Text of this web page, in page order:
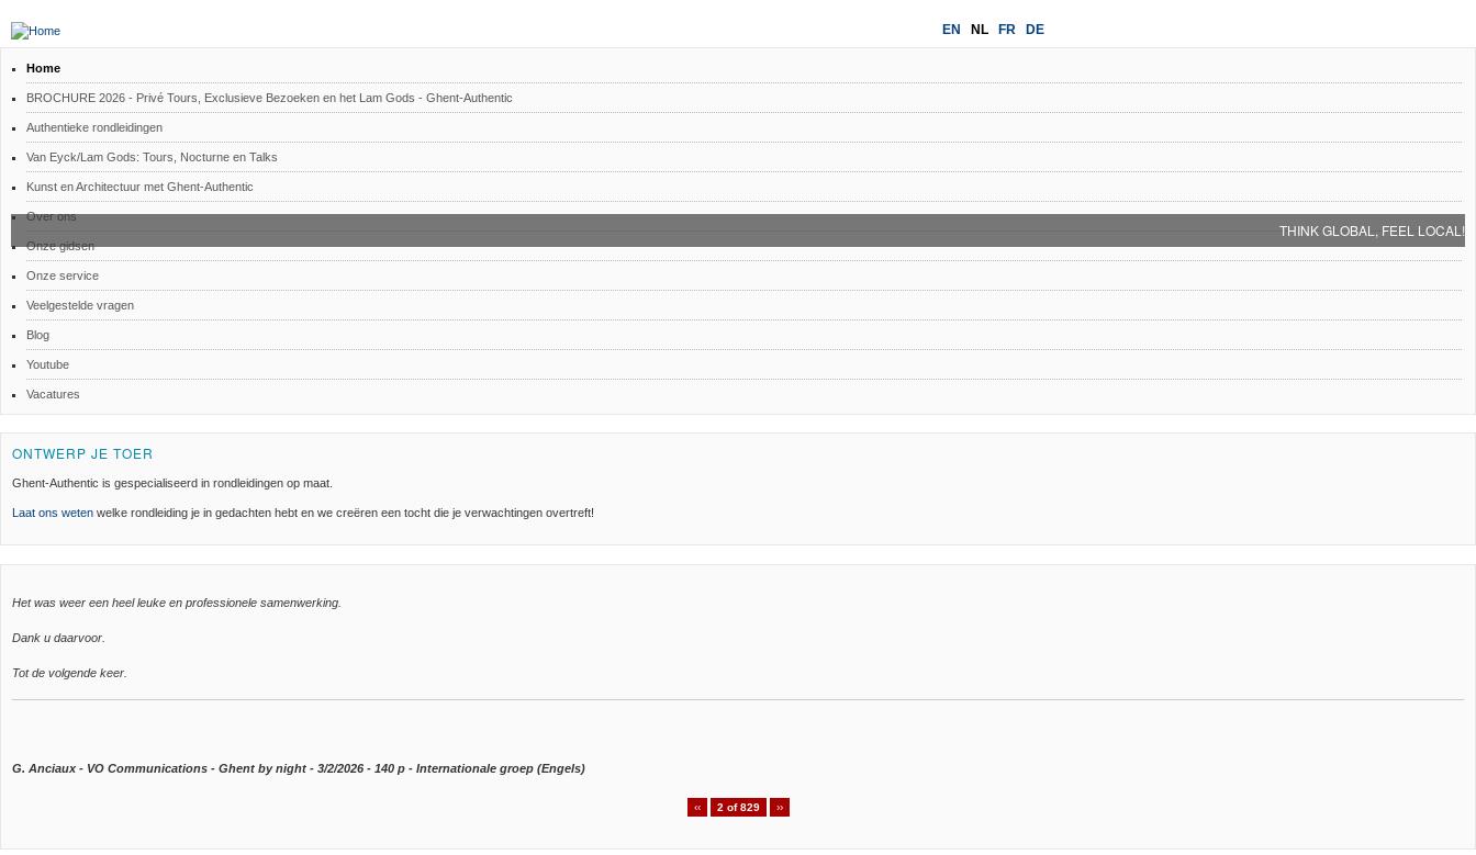
EN NL FR DE
THINK GLOBAL, FEEL LOCAL!
Home
BROCHURE 2026 - Privé Tours, Exclusieve Bezoeken en het Lam Gods - Ghent-Authentic
Authentieke rondleidingen
Van Eyck/Lam Gods: Tours, Nocturne en Talks
Kunst en Architectuur met Ghent-Authentic
Over ons
Onze gidsen
Onze service
Veelgestelde vragen
Blog
Youtube
Vacatures
ONTWERP JE TOER
Ghent-Authentic is gespecialiseerd in rondleidingen op maat.
Laat ons weten welke rondleiding je in gedachten hebt en we creëren een tocht die je verwachtingen overtreft!
Het was weer een heel leuke en professionele samenwerking.
Dank u daarvoor.
Tot de volgende keer.
G. Anciaux - VO Communications - Ghent by night - 3/2/2026 - 140 p - Internationale groep (Engels)
‹‹ 2 of 829 ››